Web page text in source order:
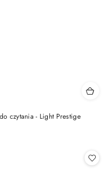
czytania - Light Prestige